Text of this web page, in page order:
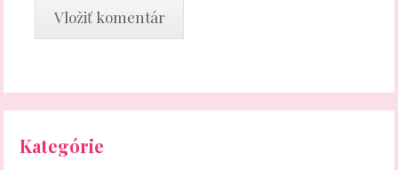
Kategórie